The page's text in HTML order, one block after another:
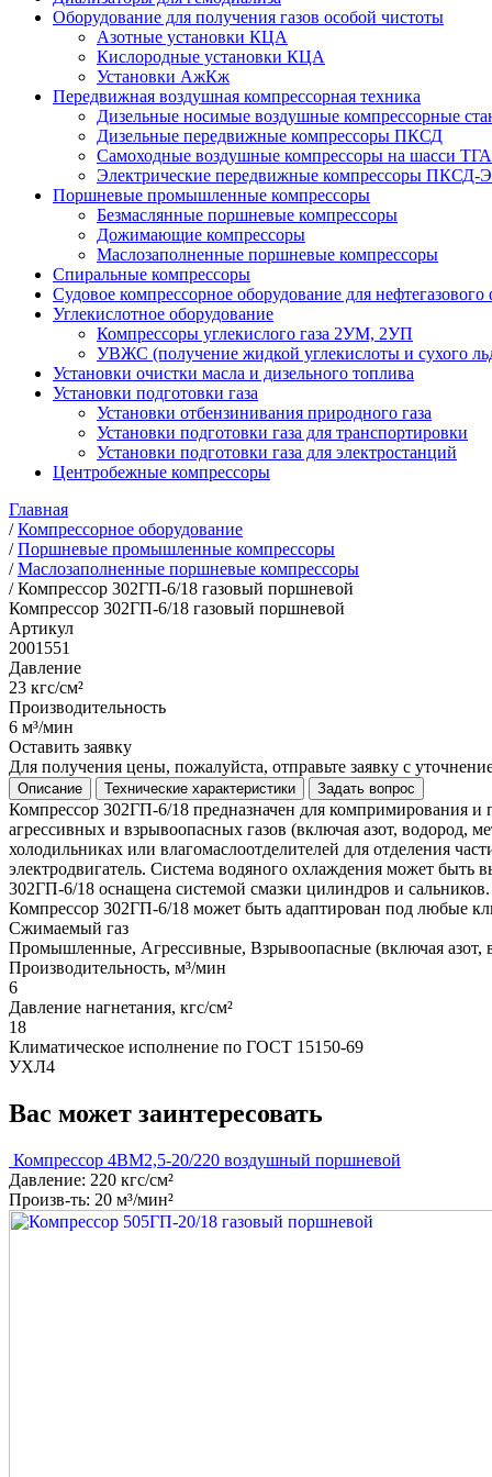
Оборудование для получения газов особой чистоты
Азотные установки КЦА
Кислородные установки КЦА
Установки АжКж
Передвижная воздушная компрессорная техника
Дизельные носимые воздушные компрессорные
Дизельные передвижные компрессоры ПКСД
Самоходные воздушные компрессоры на шасси ТГА
Электрические передвижные компрессоры ПКСД-Э
Поршневые промышленные компрессоры
Безмаслянные поршневые компрессоры
Дожимающие компрессоры
Маслозаполненные поршневые компрессоры
Спиральные компрессоры
Судовое компрессорное оборудование для нефтегазового
Углекислотное оборудование
Компрессоры углекислого газа 2УМ, 2УП
УВЖС (получение жидкой углекислоты и сухого
Установки очистки масла и дизельного топлива
Установки подготовки газа
Установки отбензинивания природного газа
Установки подготовки газа для транспортировки
Установки подготовки газа для электростанций
Центробежные компрессоры
Главная
/Компрессорное оборудование
/Поршневые промышленные компрессоры
/Маслозаполненные поршневые компрессоры
/Компрессор 302ГП-6/18 газовый поршневой
Компрессор 302ГП-6/18 газовый поршневой
Артикул
2001551
Давление
23 кгс/см²
Производительность
6 м³/мин
Оставить заявку
Для получения цены, пожалуйста, отправьте заявку с
Описание Технические характеристики Задать вопрос
Компрессор 302ГП-6/18 предназначен для компримирования и
агрессивных и взрывоопасных газов (включая азот, водород,
холодильниках или влагомаслоотделителей для отделения
электродвигатель. Система водяного охлаждения может быть
302ГП-6/18 оснащена системой смазки цилиндров и
Компрессор 302ГП-6/18 может быть адаптирован под любые
Сжимаемый газ
Промышленные, Агрессивные, Взрывоопасные (включая азот,
Производительность, м³/мин
6
Давление нагнетания, кгс/см²
18
Климатическое исполнение по ГОСТ 15150-69
УХЛ4
Вас может заинтересовать
Компрессор 4ВМ2,5-20/220 воздушный поршневой
Давление: 220 кгс/см²
Произв-ть: 20 м³/мин²